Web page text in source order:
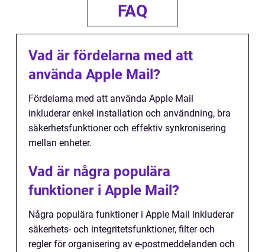
FAQ
Vad är fördelarna med att
använda Apple Mail?
Fördelarna med att använda Apple Mail
inkluderar enkel installation och användning, bra
säkerhetsfunktioner och effektiv synkronisering
mellan enheter.
Vad är några populära
funktioner i Apple Mail?
Några populära funktioner i Apple Mail inkluderar
säkerhets- och integritetsfunktioner, filter och
regler för organisering av e-postmeddelanden och